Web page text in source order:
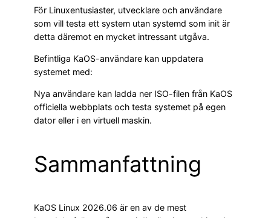
För Linuxentusiaster, utvecklare och användare
som vill testa ett system utan systemd som init är
detta däremot en mycket intressant utgåva.
Befintliga KaOS-användare kan uppdatera
systemet med:
Nya användare kan ladda ner ISO-filen från KaOS
officiella webbplats och testa systemet på egen
dator eller i en virtuell maskin.
Sammanfattning
KaOS Linux 2026.06 är en av de mest